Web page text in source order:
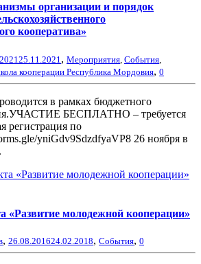
организации и порядок
кооператива»
25.11.2021 , Мероприятия События
кооперации Республика Мордовия, 0
в рамках бюджетного
БЕСПЛАТНО – требуется
регистрация по
yniGdv9SdzdfyaVP8 26 ноября в
«Развитие молодежной кооперации»
, 26.08.201624.02.2018, События, 0